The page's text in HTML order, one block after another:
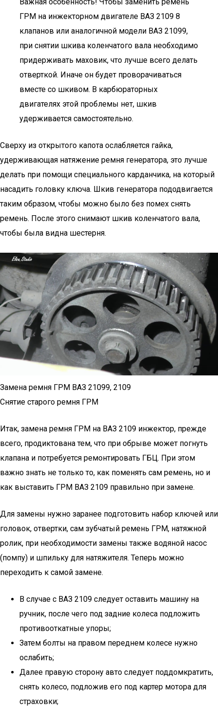
ГРМ на инжекторном двигателе ВАЗ 2109 8
клапанов или аналогичной модели ВАЗ 21099,
при снятии шкива коленчатого вала необходимо
придерживать маховик, что лучше всего делать
отверткой. Иначе он будет проворачиваться
вместе со шкивом. В карбюраторных
двигателях этой проблемы нет, шкив
удерживается самостоятельно.
Сверху из открытого капота ослабляется гайка,
удерживающая натяжение ремня генератора, это лучше
делать при помощи специального карданчика, на который
насадить головку ключа. Шкив генератора пододвигается
таким образом, чтобы можно было без помех снять
ремень. После этого снимают шкив коленчатого вала,
чтобы была видна шестерня.
Замена ремня ГРМ ВАЗ 21099, 2109
Снятие старого ремня ГРМ
Итак, замена ремня ГРМ на ВАЗ 2109 инжектор, прежде
всего, продиктована тем, что при обрыве может погнуть
клапана и потребуется ремонтировать ГБЦ. При этом
важно знать не только то, как поменять сам ремень, но и
как выставить ГРМ ВАЗ 2109 правильно при замене.
Для замены нужно заранее подготовить набор ключей или
головок, отвертки, сам зубчатый ремень ГРМ, натяжной
ролик, при необходимости замены также водяной насос
(помпу) и шпильку для натяжителя. Теперь можно
переходить к самой замене.
В случае с ВАЗ 2109 следует оставить машину на
ручник, после чего под задние колеса подложить
противооткатные упоры;
Затем болты на правом переднем колесе нужно
ослабить;
Далее правую сторону авто следует поддомкратить,
снять колесо, подложив его под картер мотора для
страховки;